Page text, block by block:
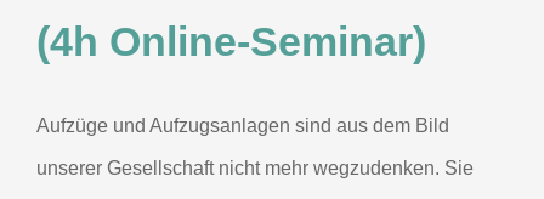
(4h Online-Seminar)
Aufzüge und Aufzugsanlagen sind aus dem Bild
unserer Gesellschaft nicht mehr wegzudenken. Sie